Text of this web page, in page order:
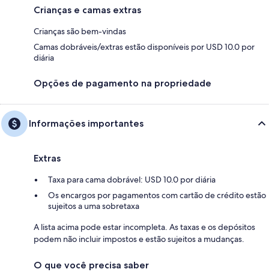
Crianças e camas extras
Crianças são bem-vindas
Camas dobráveis/extras estão disponíveis por USD 10.0 por
diária
Opções de pagamento na propriedade
Informações importantes
Extras
Taxa para cama dobrável: USD 10.0 por diária
Os encargos por pagamentos com cartão de crédito estão
sujeitos a uma sobretaxa
A lista acima pode estar incompleta. As taxas e os depósitos
podem não incluir impostos e estão sujeitos a mudanças.
O que você precisa saber